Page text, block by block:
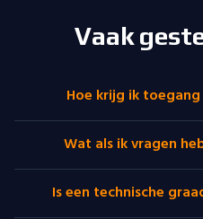
Vaak
Hoe krijg ik
Wat als ik vragen
Is een technische